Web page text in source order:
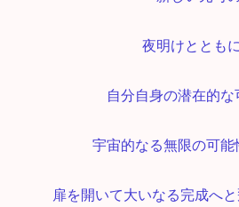
夜明けとともに
自分自身の潜在的な
宇宙的なる無限の可能
扉を開いて大いなる完成へ